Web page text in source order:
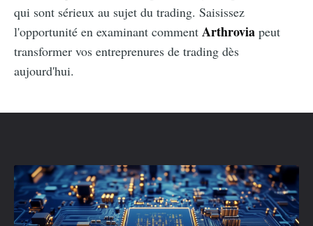
qui sont sérieux au sujet du trading. Saisissez
l'opportunité en examinant comment Arthrovia peut
transformer vos entreprenures de trading dès
aujourd'hui.